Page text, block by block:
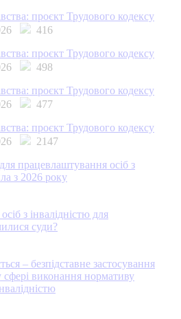
проєкт Трудового кодексу
416
проєкт Трудового кодексу
498
проєкт Трудового кодексу
477
проєкт Трудового кодексу
2147
працевлаштування осіб з
з 2026 року
з інвалідністю для
суди?
– безпідставне застосування
сфері виконання нормативу